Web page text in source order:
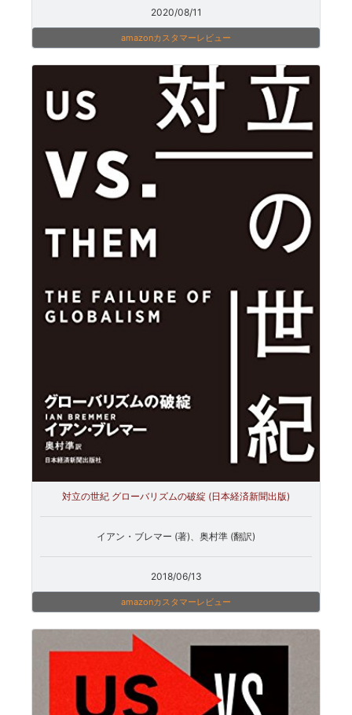
2020/08/11
amazonカスタマーレビュー
対立の世紀 グローバリズムの破綻 (日本経済新聞出版)
イアン・ブレマー (著)、奥村準 (翻訳)
2018/06/13
amazonカスタマーレビュー